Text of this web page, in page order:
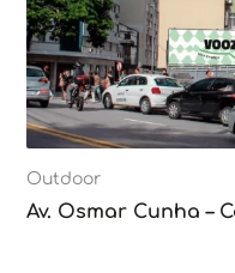
Outdoor
Av. Osmar Cunha –